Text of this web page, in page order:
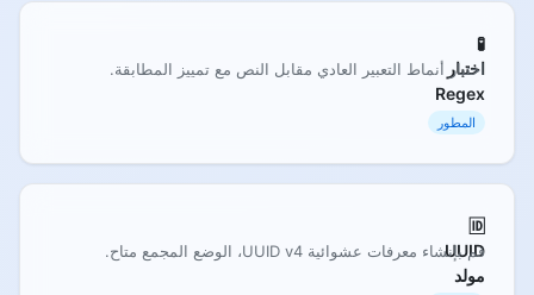
🧪
اختبار
Regex
اختبار أنماط التعبير العادي مقابل النص مع تمييز المطابقة.
المطور
🆔
UUID
مولد
قم بإنشاء معرفات عشوائية UUID v4، الوضع المجمع متاح.